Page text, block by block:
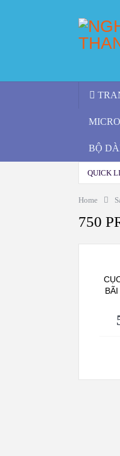
BỘ
QUICK
Home
750